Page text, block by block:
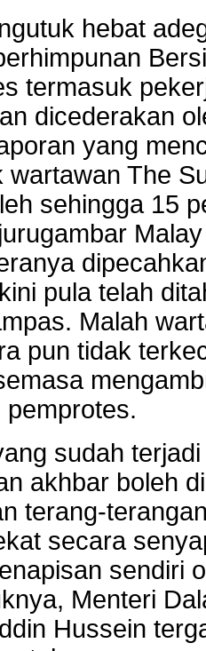
hebat
termasuk
dicederakan
yang
wartawan The
sehingga 15
pula telah
Malah
pun tidak
pemprotes.
sudah
akhbar boleh
terang-
secara
sendiri
Menteri
Hussein